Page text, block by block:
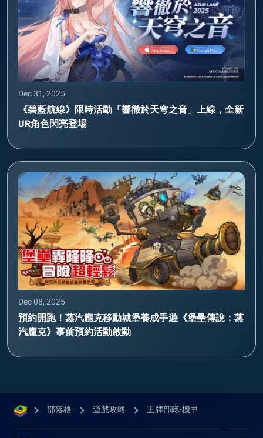
Dec 31, 2025
《碧藍航線》限時活動「響徹於天穹之音」上線，全新
UR角色閃亮登場
Dec 08, 2025
預約開跑！蒸汽龐克移動城堡養成手遊《堡壘傳說：蒸
汽龐克》事前預約活動啟動
部落格 遊戲攻略 王牌部隊-機甲